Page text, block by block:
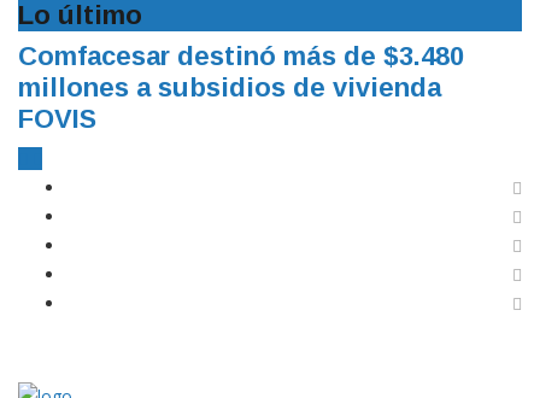
Lo último
Comfacesar destinó más de $3.480
millones a subsidios de vivienda
FOVIS